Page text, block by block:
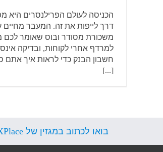
הכניסה לעולם הפרילנסרים היא
דרך לייפות את זה. המעבר
משכורת מסודר ובוס שאומר לכם
למרדף אחרי לקוחות, ובדיקה
חשבון הבנק כדי לראות איך אתם
[...]
בואו לכתוב במגזין של XPlace